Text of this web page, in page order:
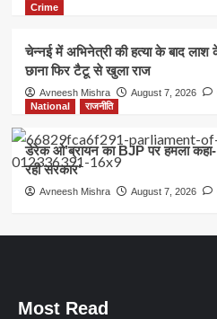
Crime
चेन्नई में अभिनेत्री की हत्या के बाद
छाना फिर टैटू से खुला राज
Avneesh Mishra August 7, 2026
National
राजनीति
डेरेक ओ’ब्रायन का BJP पर हमला
रही सरकार’
Avneesh Mishra August 7, 2026
Most Read